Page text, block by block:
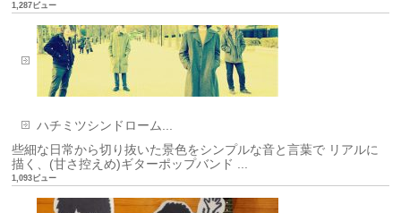
1,287ビュー
ハチミツシンドローム...
些細な日常から切り抜いた景色をシンプルな音と言葉で リアルに
描く、(甘さ控えめ)ギターポップバンド ...
1,093ビュー